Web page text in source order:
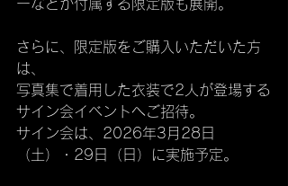
ーなどが付属する限定版も展開。
さらに、限定版をご購入いただいた方
は、
写真集で着用した衣装で2人が登場する
サイン会イベントへご招待。
サイン会は、2026年3月28日
（土）・29日（日）に実施予定。